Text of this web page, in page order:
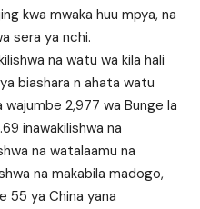
kwa mwaka huu mpya, na
sera ya nchi.
na watu wa kila hali
biashara n ahata watu
wajumbe 2,977 wa Bunge la
inawakilishwa na
na watalaamu na
na makabila madogo,
55 ya China yana